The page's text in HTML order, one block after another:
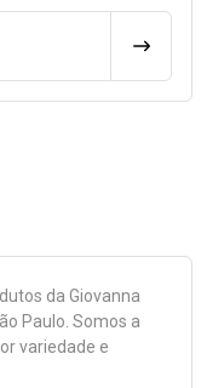
da Giovanna
Paulo. Somos a
variedade e